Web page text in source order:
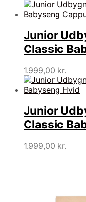
Junior
Classic
1.999,00 kr.
Junior
Classic
1.999,00 kr.